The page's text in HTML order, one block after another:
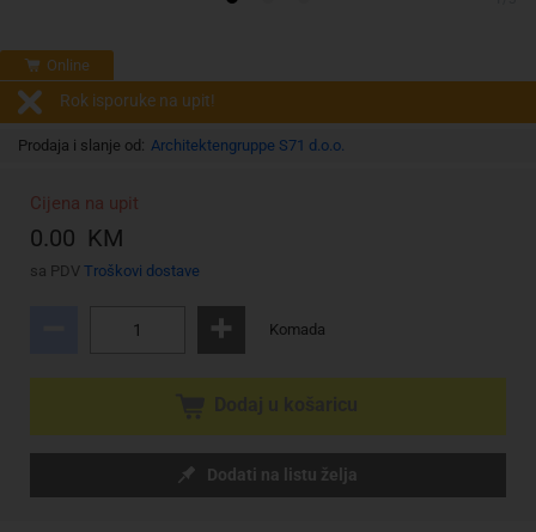
Online
Rok isporuke na upit!
Prodaja i slanje od: Architektengruppe S71 d.o.o.
Cijena na upit
0.00 KM
sa PDV Troškovi dostave
Komada
Dodati na listu želja